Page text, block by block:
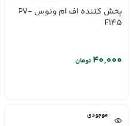
پخش کننده اف ام ونوس PV-
F145
تومان
اتمام موجودی